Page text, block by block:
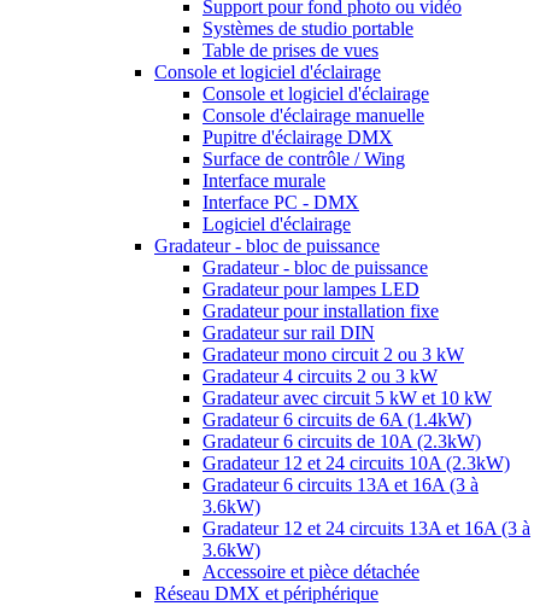
Support pour fond photo ou vidéo
Systèmes de studio portable
Table de prises de vues
Console et logiciel d'éclairage
Console et logiciel d'éclairage
Console d'éclairage manuelle
Pupitre d'éclairage DMX
Surface de contrôle / Wing
Interface murale
Interface PC - DMX
Logiciel d'éclairage
Gradateur - bloc de puissance
Gradateur - bloc de puissance
Gradateur pour lampes LED
Gradateur pour installation fixe
Gradateur sur rail DIN
Gradateur mono circuit 2 ou 3 kW
Gradateur 4 circuits 2 ou 3 kW
Gradateur avec circuit 5 kW et 10 kW
Gradateur 6 circuits de 6A (1.4kW)
Gradateur 6 circuits de 10A (2.3kW)
Gradateur 12 et 24 circuits 10A (2.3kW)
Gradateur 6 circuits 13A et 16A (3 à
3.6kW)
Gradateur 12 et 24 circuits 13A et 16A (3 à
3.6kW)
Accessoire et pièce détachée
Réseau DMX et périphérique